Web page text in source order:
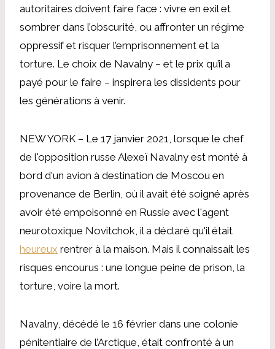
autoritaires doivent faire face : vivre en exil et
sombrer dans l’obscurité, ou affronter un régime
oppressif et risquer l’emprisonnement et la
torture. Le choix de Navalny – et le prix qu’il a
payé pour le faire – inspirera les dissidents pour
les générations à venir.
NEW YORK – Le 17 janvier 2021, lorsque le chef
de l'opposition russe Alexeï Navalny est monté à
bord d'un avion à destination de Moscou en
provenance de Berlin, où il avait été soigné après
avoir été empoisonné en Russie avec l'agent
neurotoxique Novitchok, il a déclaré qu'il était
heureux rentrer à la maison. Mais il connaissait les
risques encourus : une longue peine de prison, la
torture, voire la mort.
Navalny, décédé le 16 février dans une colonie
pénitentiaire de l’Arctique, était confronté à un